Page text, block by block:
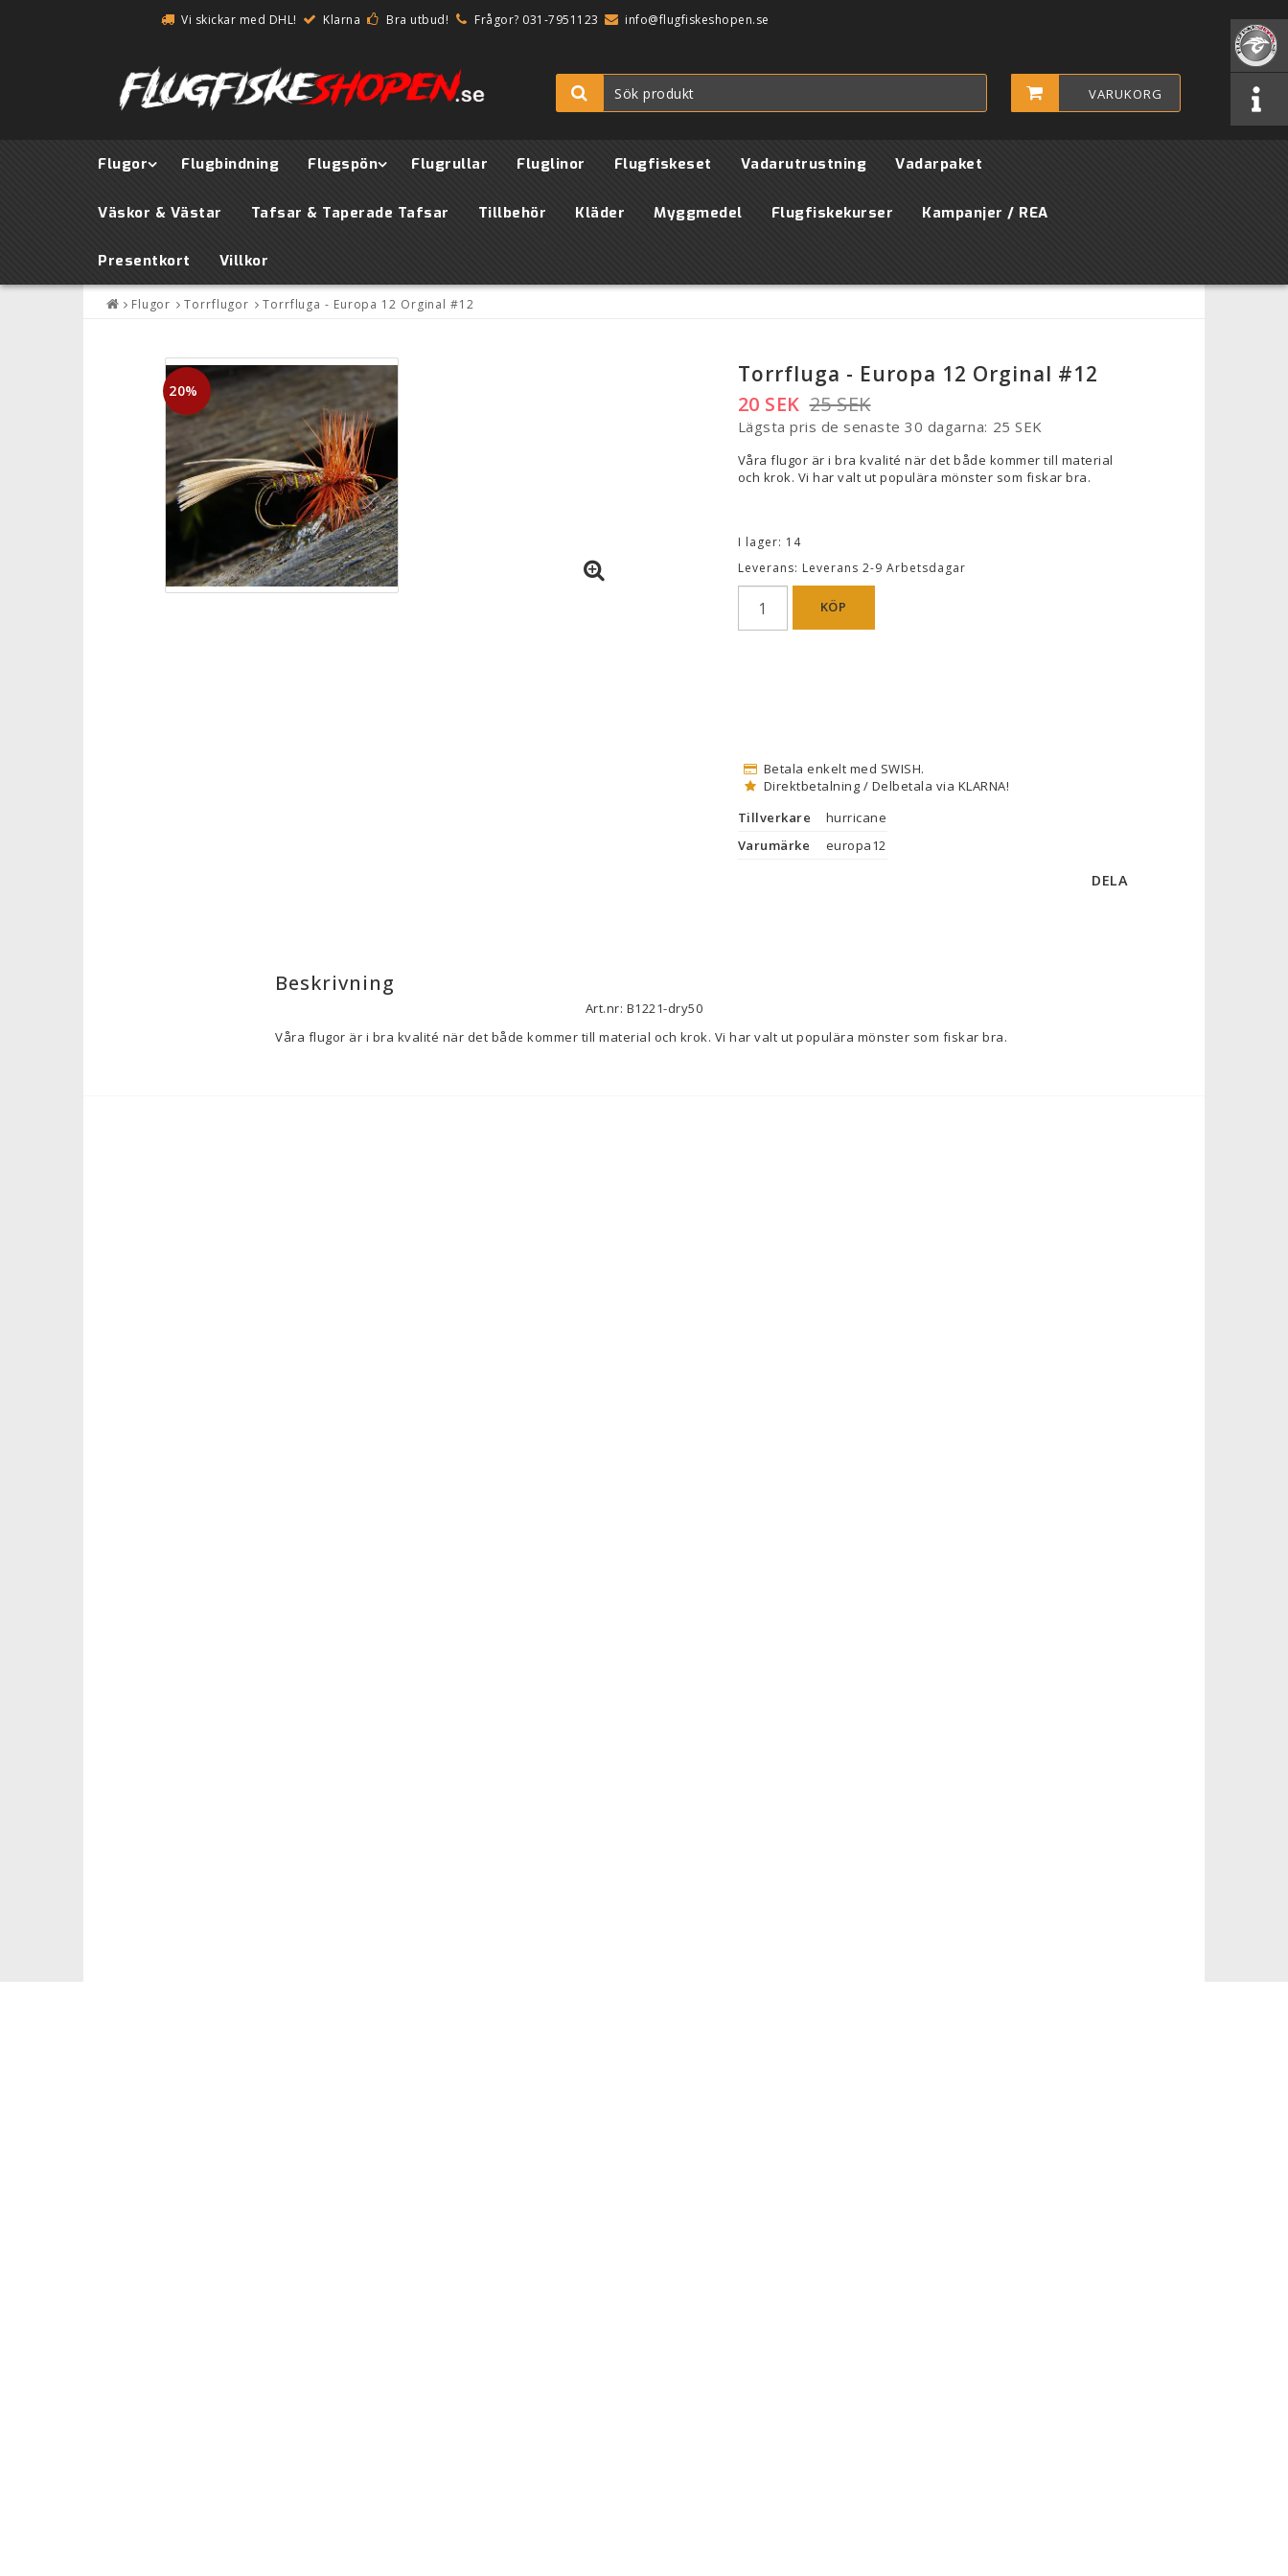
Vi skickar med DHL! Klarna Bra utbud! Frågor? 031-7951123 info@flugfiskeshopen.se
VARUKORG
Flugor Flugbindning Flugspön Flugrullar Fluglinor Flugfiskeset Vadarutrustning Vadarpaket
Väskor & Västar Tafsar & Taperade Tafsar Tillbehör Kläder Myggmedel Flugfiskekurser Kampanjer / REA
Presentkort Villkor
Flugor Torrflugor Torrfluga - Europa 12 Orginal #12
20%
Torrfluga - Europa 12 Orginal #12
25 SEK
20 SEK
Lägsta pris de senaste 30 dagarna 25 SEK
Våra flugor är i bra kvalité när det både kommer till material
och krok. Vi har valt ut populära mönster som fiskar bra.
I lager: 14
Leverans: Leverans 2-9 Arbetsdagar
KÖP
Betala enkelt med SWISH.
Direktbetalning / Delbetala via KLARNA!
Tillverkare
hurricane
Varumärke
europa12
DELA
Beskrivning
Art.nr: B1221-dry50
Våra flugor är i bra kvalité när det både kommer till material och krok. Vi har valt ut populära mönster som fiskar bra.